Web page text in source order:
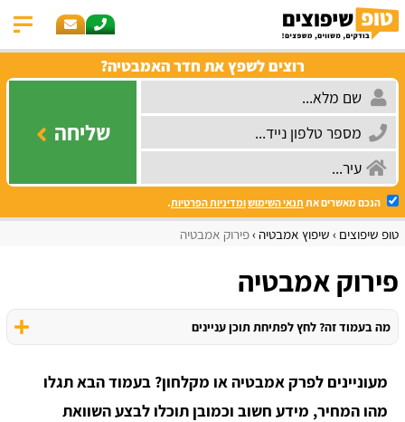
רוצים לשפץ את חדר האמבטיה?
שליחה
הנכם מאשרים את תנאי השימושומדיניות הפרטיות.
טופ שיפוצים שיפוץ אמבטיה פירוק אמבטיה
פירוק אמבטיה
מה בעמוד זה? לחץ לפתיחת תוכן עניינים
מעוניינים לפרק אמבטיה או מקלחון? בעמוד הבא תגלו
מהו המחיר, מידע חשוב וכמובן תוכלו לבצע השוואת